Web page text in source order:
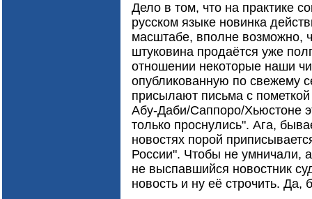
Дело в том, что на практике
русском языке новинка
масштабе, вполне возможно,
штуковина продаётся уже
отношении некоторые наши
опубликованную по свежему
присылают письма с
Абу-Даби/Саппоро/Хьюстоне
только проснулись". Ага,
новостях порой
России". Чтобы не умничали,
не выспавшийся новостник
новость и ну её строчить. Да,